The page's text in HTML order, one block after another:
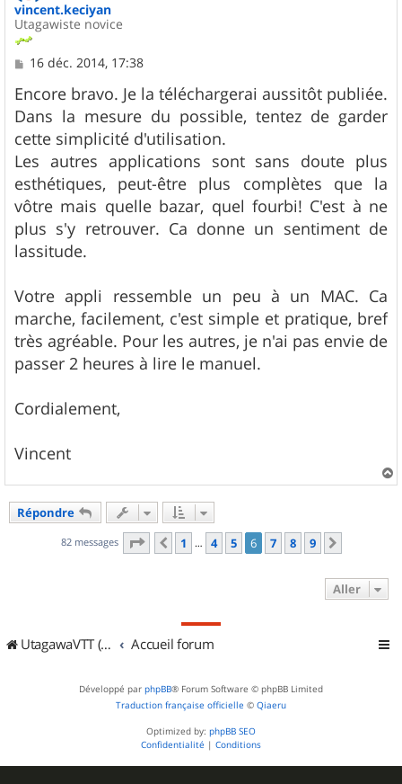
vincent.keciyan
Utagawiste novice
M
s
s
a
g
e
16 déc. 2014, 17:38
Encore bravo. Je la téléchargerai aussitôt publiée.
Dans la mesure du possible, tentez de garder
cette simplicité d'utilisation.
Les autres applications sont sans doute plus
esthétiques, peut-être plus complètes que la
vôtre mais quelle bazar, quel fourbi! C'est à ne
plus s'y retrouver. Ca donne un sentiment de
lassitude.
Votre appli ressemble un peu à un MAC. Ca
marche, facilement, c'est simple et pratique, bref
très agréable. Pour les autres, je n'ai pas envie de
passer 2 heures à lire le manuel.
Cordialement,
Vincent
a
Répondre
82 messages Page 6sur 9
Précédent
1 … 4 5 6 7 8 9
Aller
UtagawaVTT (Randos VTT et VTTAE avec traces GPS) Accueil forum
Développé par phpBB® Forum Software © phpBB Limited
Traduction française officielle © Qiaeru
Optimized by: phpBB SEO
Confidentialité | Conditions